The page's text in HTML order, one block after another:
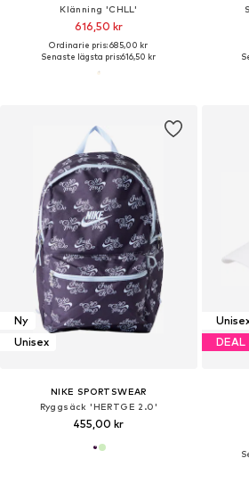
Klänning 'CHLL'
616,50 kr
Ordinarie pris: 685,00 kr
Senaste lägsta pris:616,50 kr
Ny
Unisex
NIKE SPORTSWEAR
Ryggsäck 'HERTGE 2.0'
455,00 kr
DEAL